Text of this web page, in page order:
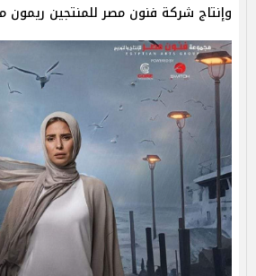
وإنتاج شركة فنون مصر للمنتجين ريمون